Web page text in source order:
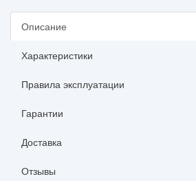
Описание
Характеристики
Правила эксплуатации
Гарантии
Доставка
Отзывы